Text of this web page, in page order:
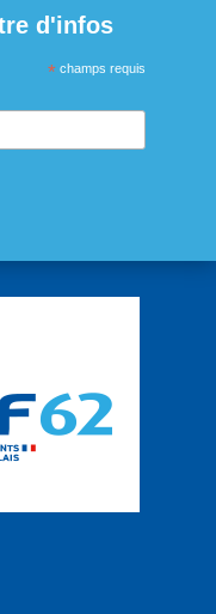
d'infos
* champs requis